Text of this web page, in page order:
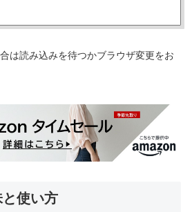
は読み込みを待つかブラウザ変更をお
と使い方